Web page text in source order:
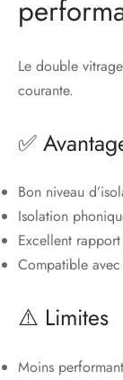
Le double
courante.
✅
Bon niveau
Isolation
Excellent
Compatible
⚠️ Limites
Moins